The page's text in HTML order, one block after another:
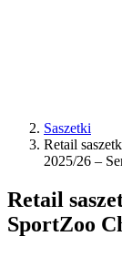
Saszetki
Retail
2025/26 –
Retail
SportZoo